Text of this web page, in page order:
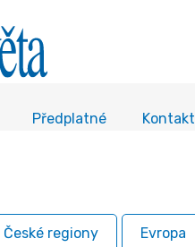
Předplatné Kontakt
České regiony Evropa